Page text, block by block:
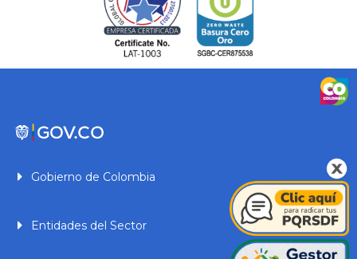
Gobierno de Colombia
Entidades del Sector